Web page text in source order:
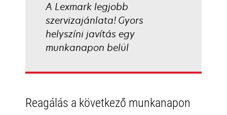
A Lexmark legjobb
szervizajánlata! Gyors
helyszíni javítás egy
munkanapon belül
Reagálás a következő munkanapon